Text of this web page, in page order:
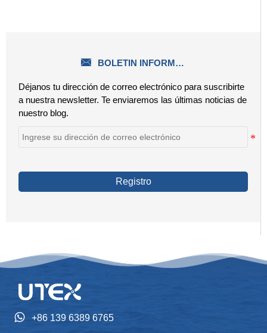
 BOLETIN INFORMATIVO
Déjanos tu dirección de correo electrónico para suscribirte
a nuestra newsletter. Te enviaremos las últimas noticias de
nuestro blog.
Registro
 +86 139 6389 6765